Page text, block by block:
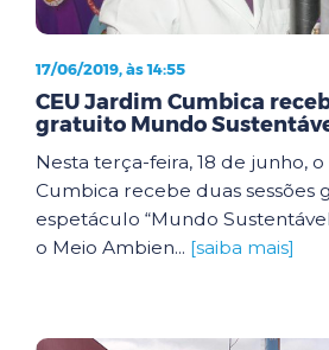
17/06/2019, às 14:55
CEU Jardim Cumbica
gratuito Mundo
Nesta terça-feira, 18 de junho,
Cumbica recebe duas sessões
espetáculo “Mundo
o Meio Ambien... [saiba mais]